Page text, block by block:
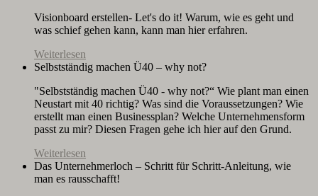
Visionboard erstellen- Let's do it! Warum, wie es geht und
was schief gehen kann, kann man hier erfahren.
Weiterlesen
Selbstständig machen Ü40 – why not?
"Selbstständig machen Ü40 - why not?“ Wie plant man einen
Neustart mit 40 richtig? Was sind die Voraussetzungen? Wie
erstellt man einen Businessplan? Welche Unternehmensform
passt zu mir? Diesen Fragen gehe ich hier auf den Grund.
Weiterlesen
Das Unternehmerloch – Schritt für Schritt-Anleitung, wie
man es rausschafft!